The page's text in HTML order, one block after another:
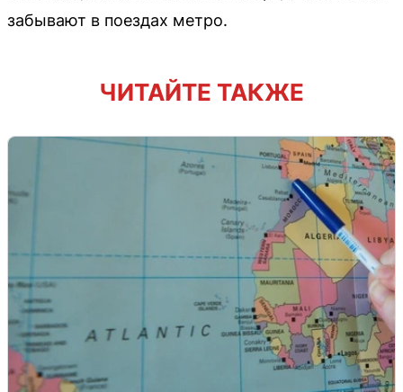
забывают в поездах метро.
ЧИТАЙТЕ ТАКЖЕ